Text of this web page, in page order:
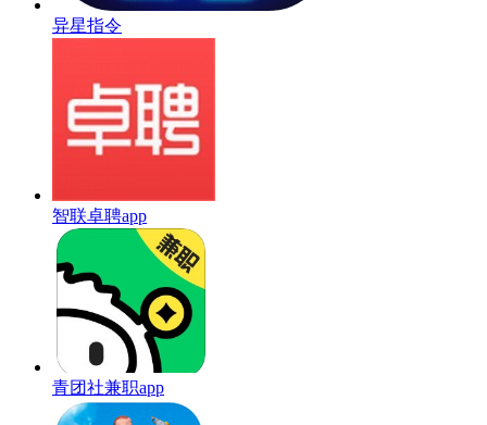
异星指令
智联卓聘app
青团社兼职app